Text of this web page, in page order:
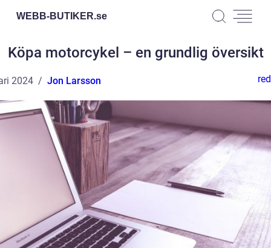
WEBB-BUTIKER.se
Köpa motorcykel – en grundlig översikt
2024 Jon Larsson